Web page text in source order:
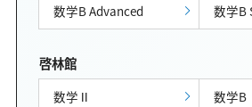
数学B Advanced
数学B
啓林館
数学Ⅱ 数学B